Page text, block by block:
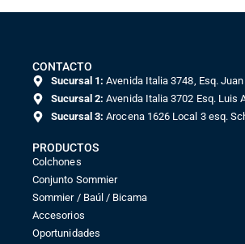
CONTACTO
Sucursal 1: Avenida Italia 3748, Esq.
Sucursal 2: Avenida Italia 3702 Esq. Luis
Sucursal 3: Arocena 1626 Local 3 esq.
PRODUCTOS
Colchones
Conjunto Sommier
Sommier / Baúl / Bicama
Accesorios
Oportunidades